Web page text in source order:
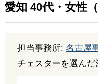
愛知 40代・女性（
担当事務所: 名古屋
チェスターを選んだ